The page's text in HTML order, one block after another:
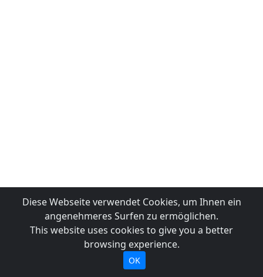
Diese Webseite verwendet Cookies, um Ihnen ein
angenehmeres Surfen zu ermöglichen.
This website uses cookies to give you a better
browsing experience.
OK